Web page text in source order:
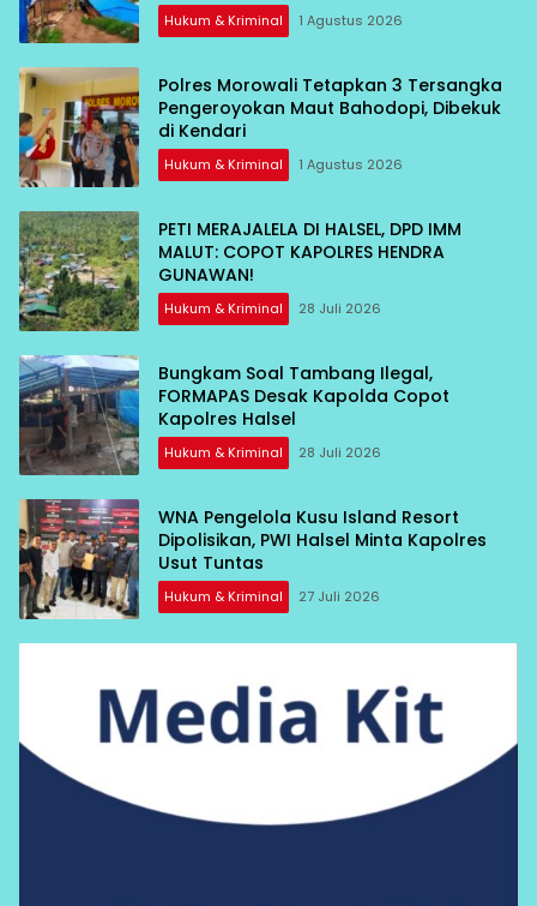
Hukum & Kriminal 1 Agustus 2026
Polres Morowali Tetapkan 3 Tersangka
Pengeroyokan Maut Bahodopi, Dibekuk
di Kendari
Hukum & Kriminal 1 Agustus 2026
PETI MERAJALELA DI HALSEL, DPD IMM
MALUT: COPOT KAPOLRES HENDRA
GUNAWAN!
Hukum & Kriminal 28 Juli 2026
Bungkam Soal Tambang Ilegal,
FORMAPAS Desak Kapolda Copot
Kapolres Halsel
Hukum & Kriminal 28 Juli 2026
WNA Pengelola Kusu Island Resort
Dipolisikan, PWI Halsel Minta Kapolres
Usut Tuntas
Hukum & Kriminal 27 Juli 2026